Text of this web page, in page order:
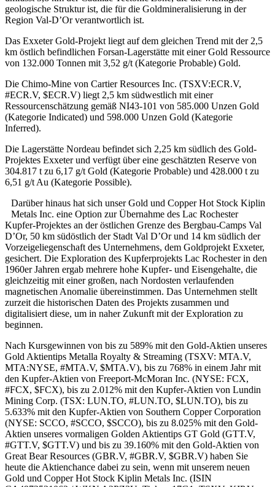
geologische Struktur ist, die für die Goldmineralisierung in der
Region Val-D’Or verantwortlich ist.
Das Exxeter Gold-Projekt liegt auf dem gleichen Trend mit der 2,5
km östlich befindlichen Forsan-Lagerstätte mit einer Gold Ressource
von 132.000 Tonnen mit 3,52 g/t (Kategorie Probable) Gold.
Die Chimo-Mine von Cartier Resources Inc. (TSXV:ECR.V,
#ECR.V, $ECR.V) liegt 2,5 km südwestlich mit einer
Ressourcenschätzung gemäß NI43-101 von 585.000 Unzen Gold
(Kategorie Indicated) und 598.000 Unzen Gold (Kategorie
Inferred).
Die Lagerstätte Nordeau befindet sich 2,25 km südlich des Gold-
Projektes Exxeter und verfügt über eine geschätzten Reserve von
304.817 t zu 6,17 g/t Gold (Kategorie Probable) und 428.000 t zu
6,51 g/t Au (Kategorie Possible).
Darüber hinaus hat sich unser Gold und Copper Hot Stock Kiplin
Metals Inc. eine Option zur Übernahme des Lac Rochester
Kupfer-Projektes an der östlichen Grenze des Bergbau-Camps Val
D’Or, 50 km südöstlich der Stadt Val D’Or und 14 km südlich der
Vorzeigeliegenschaft des Unternehmens, dem Goldprojekt Exxeter,
gesichert. Die Exploration des Kupferprojekts Lac Rochester in den
1960er Jahren ergab mehrere hohe Kupfer- und Eisengehalte, die
gleichzeitig mit einer großen, nach Nordosten verlaufenden
magnetischen Anomalie übereinstimmen. Das Unternehmen stellt
zurzeit die historischen Daten des Projekts zusammen und
digitalisiert diese, um in naher Zukunft mit der Exploration zu
beginnen.
Nach Kursgewinnen von bis zu 589% mit den Gold-Aktien unseres
Gold Aktientips Metalla Royalty & Streaming (TSXV: MTA.V,
MTA:NYSE, #MTA.V, $MTA.V), bis zu 768% in einem Jahr mit
den Kupfer-Aktien von Freeport-McMoran Inc. (NYSE: FCX,
#FCX, $FCX), bis zu 2.012% mit den Kupfer-Aktien von Lundin
Mining Corp. (TSX: LUN.TO, #LUN.TO, $LUN.TO), bis zu
5.633% mit den Kupfer-Aktien von Southern Copper Corporation
(NYSE: SCCO, #SCCO, $SCCO), bis zu 8.025% mit den Gold-
Aktien unseres vormaligen Golden Aktientips GT Gold (GTT.V,
#GTT.V, $GTT.V) und bis zu 39.160% mit den Gold-Aktien von
Great Bear Resources (GBR.V, #GBR.V, $GBR.V) haben Sie
heute die Aktienchance dabei zu sein, wenn mit unserem neuen
Gold und Copper Hot Stock Kiplin Metals Inc. (ISIN